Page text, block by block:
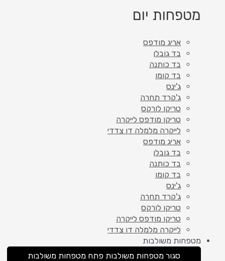
מטפחות יום
אריג מודפס
בד גובלן
בד כותנה
בד קומו
ג'ינס
ג'קרד תחרה
טריקו לורקס
טריקו מודפס לייקרה
לייקרה מלמלה דו צדדי
אריג מודפס
בד גובלן
בד כותנה
בד קומו
ג'ינס
ג'קרד תחרה
טריקו לורקס
טריקו מודפס לייקרה
לייקרה מלמלה דו צדדי
מטפחות משולבות
סגור מטפחות משולבות פתח מטפחות משולבות